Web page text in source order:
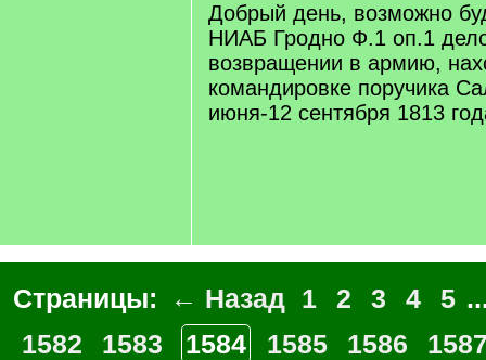
Добрый день, возможно
НИАБ Гродно Ф.1 оп.1
возвращении в армию,
командировке поручика
июня-12 сентября 1813
Страницы: ← Назад 1 2 3 4 5
1582
1583 1584 1585 1586